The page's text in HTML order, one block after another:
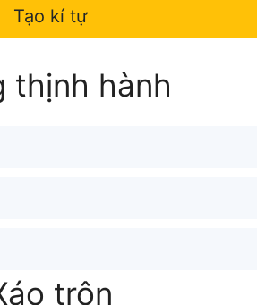
Tạo kí tự
thịnh hành
trộn